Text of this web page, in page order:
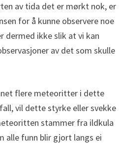
av tida det er mørkt nok, er
for å kunne observere noe
dermed ikke slik at vi kan
av det som skulle
flere meteoritter i dette
vil dette styrke eller svekke
stammer fra ildkula
alle funn blir gjort langs ei